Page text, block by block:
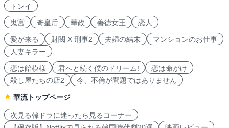
トンイ
鬼宮
奇皇后 華政 善徳女王 恋人
愛が来る 財閥 X 刑事2 夫婦の結末
マンションのお仕事
人妻キラー
恋は飴模様
君へと続く僕のドリーム!
恋は命がけ
殺し屋たちの店2
今、不倫が問題ではありません
華流トップページ
次見る韓ドラに迷ったら見るコーナー